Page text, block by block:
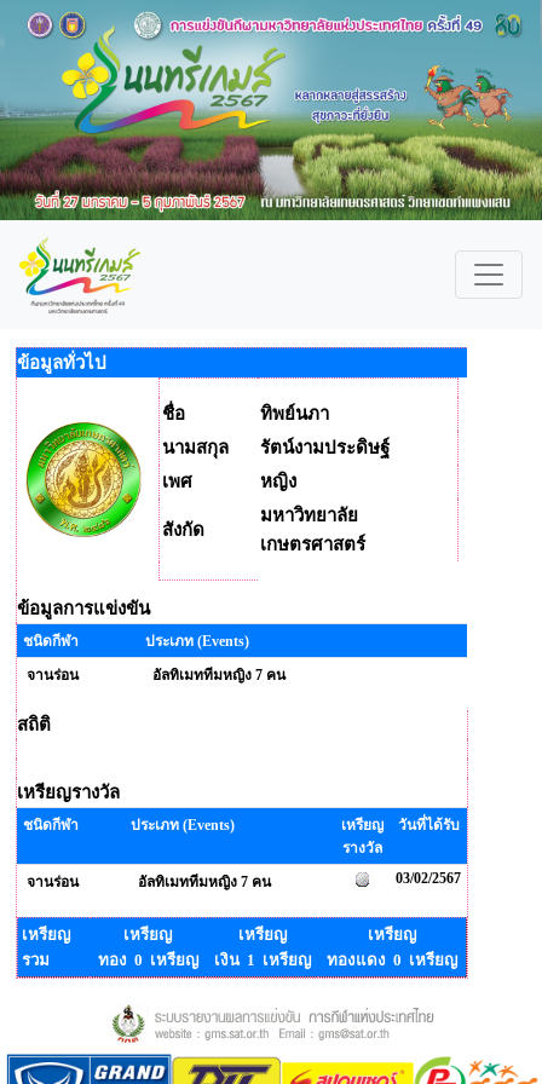
ข้อมูลทั่วไป
ชื่อ
ทิพย์นภา
นามสกุล
รัตน์งามประดิษฐ์
เพศ
หญิง
สังกัด
มหาวิทยาลัย
เกษตรศาสตร์
ข้อมูลการแข่งขัน
ชนิดกีฬา
ประเภท (Events)
จานร่อน
อัลทิเมททีมหญิง 7 คน
สถิติ
เหรียญรางวัล
ชนิดกีฬา ประเภท (Events)
เหรียญ
รางวัล
วันที่ได้รับ
จานร่อน อัลทิเมททีมหญิง 7 คน 03/02/2567
เหรียญ
รวม
เหรียญ
ทอง 0 เหรียญ
เหรียญ
เงิน 1 เหรียญ
เหรียญ
ทองแดง 0 เหรียญ